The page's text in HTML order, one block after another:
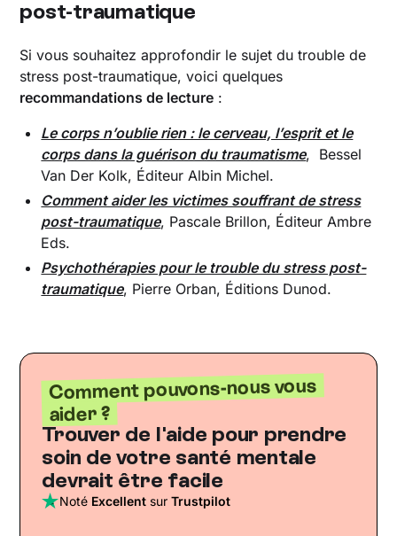
post-traumatique
Si vous souhaitez approfondir le sujet du trouble de
stress post-traumatique, voici quelques
recommandations de lecture :
Le corps n’oublie rien : le cerveau, l’esprit et le
corps dans la guérison du traumatisme, Bessel
Van Der Kolk, Éditeur Albin Michel.
Comment aider les victimes souffrant de stress
post-traumatique, Pascale Brillon, Éditeur Ambre
Eds.
Psychothérapies pour le trouble du stress post-
traumatique, Pierre Orban, Éditions Dunod.
Comment pouvons-nous vous
aider ?
Trouver de l'aide pour prendre
soin de votre santé mentale
devrait être facile
Noté Excellent surTrustpilot